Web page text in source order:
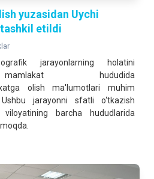
yuzasidan Uychi
etildi
jarayonlarning holatini
hududida
olish ma'lumotlari muhim
jarayonni sfatli o‘tkazish
barcha hududlarida